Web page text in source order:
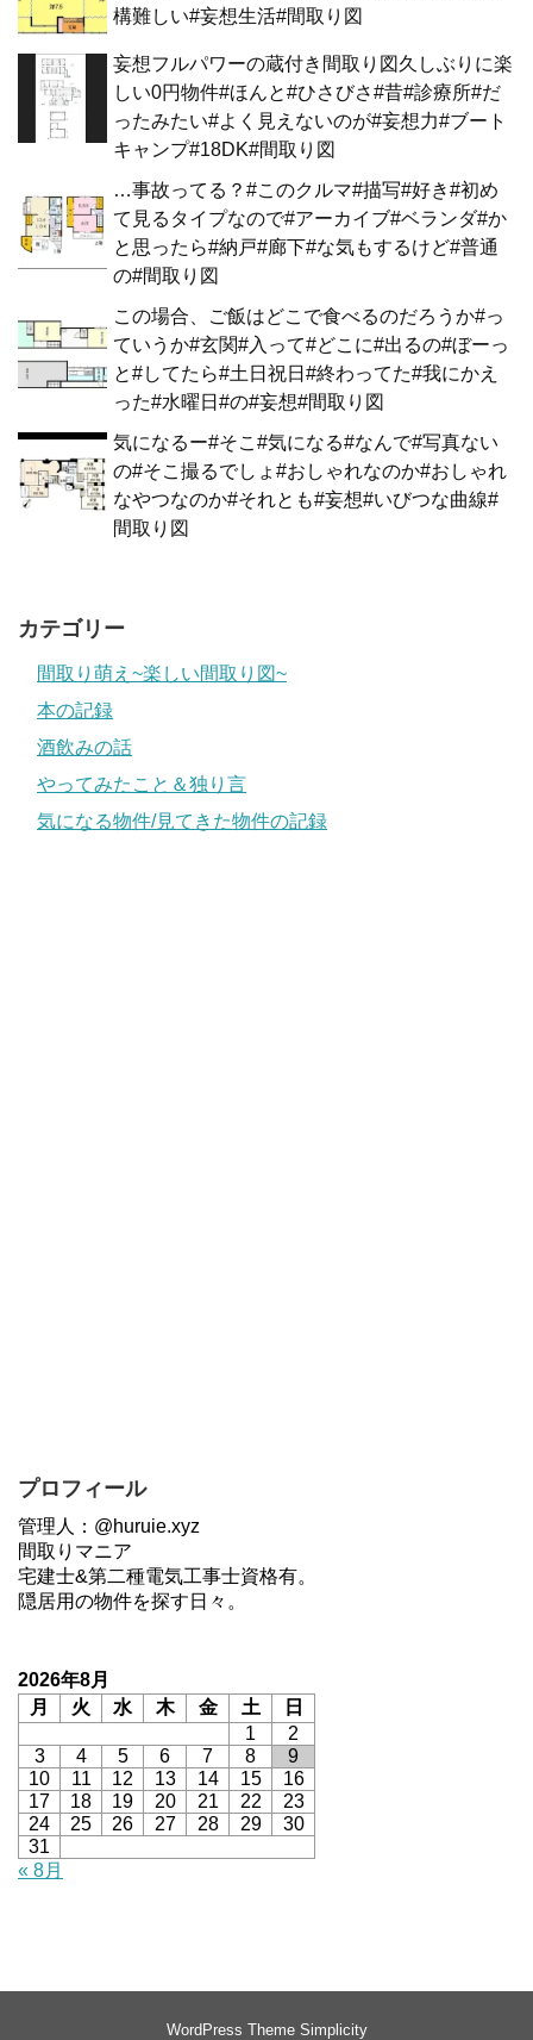
構難しい#妄想生活#間取り図
妄想フルパワーの蔵付き間取り図久しぶりに楽
しい0円物件#ほんと#ひさびさ#昔#診療所#だ
ったみたい#よく見えないのが#妄想力#ブート
キャンプ#18DK#間取り図
…事故ってる？#このクルマ#描写#好き#初め
て見るタイプなので#アーカイブ#ベランダ#か
と思ったら#納戸#廊下#な気もするけど#普通
の#間取り図
この場合、ご飯はどこで食べるのだろうか#っ
ていうか#玄関#入って#どこに#出るの#ぼーっ
と#してたら#土日祝日#終わってた#我にかえ
った#水曜日#の#妄想#間取り図
気になるー#そこ#気になる#なんで#写真ない
の#そこ撮るでしょ#おしゃれなのか#おしゃれ
なやつなのか#それとも#妄想#いびつな曲線#
間取り図
カテゴリー
間取り萌え~楽しい間取り図~
本の記録
酒飲みの話
やってみたこと＆独り言
気になる物件/見てきた物件の記録
プロフィール
管理人：@huruie.xyz
間取りマニア
宅建士&第二種電気工事士資格有。
隠居用の物件を探す日々。
2026年8月
月
火 水 木 金 土
日
1
2
3
4 5 6 7 8
9
10
11 12 13 14 15
16
17
18 19 20 21 22
23
24
25 26 27 28 29
30
31
« 8月
WordPress Theme Simplicity